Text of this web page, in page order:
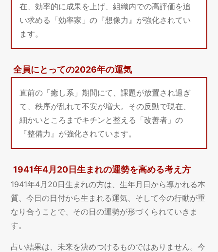
在、効率的に成果を上げ、組織内での高評価を追
い求める「効率家」の『想像力』が強化されてい
ます。
全員にとっての2026年の運気
直前の「癒し系」期間にて、課題が放置され過ぎ
て、秩序が乱れて不安が増大。その反動で現在、
細かいところまでキチンと整える「改善者」の
『整備力』が強化されています。
1941年4月20日生まれの運勢を高める考え方
1941年4月20日生まれの方は、生年月日から導かれる本
質、今日の日付から生まれる運気、そして今の行動が重
なり合うことで、その日の運勢が形づくられていきま
す。
占い結果は、未来を決めつけるものではありません。今